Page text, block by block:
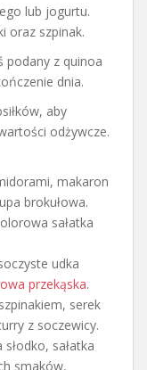
lub jogurtu.
oraz szpinak.
podany z quinoa
dnia.
aby
odżywcze.
makaron
brokułowa.
sałatka
udka
przekąska.
serek
z soczewicy.
sałatka
smaków,